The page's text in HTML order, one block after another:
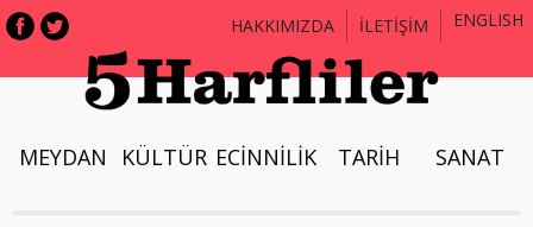
HAKKIMIZDA İLETİŞİM ENGLISH
MEYDAN KÜLTÜR ECİNNİLİK TARİH SANAT